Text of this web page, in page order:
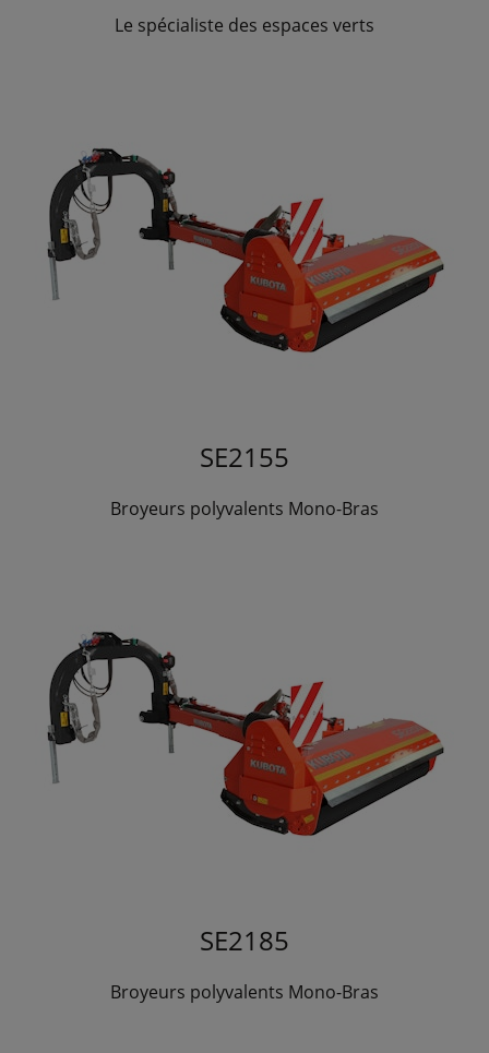
Le spécialiste des espaces verts
SE2155
Broyeurs polyvalents Mono-Bras
SE2185
Broyeurs polyvalents Mono-Bras